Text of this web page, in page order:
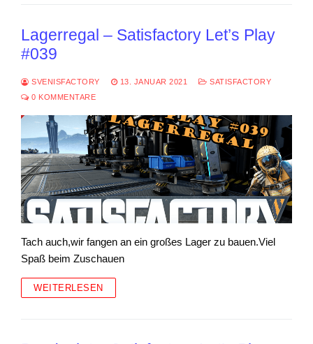
Lagerregal – Satisfactory Let’s Play
#039
SVENISFACTORY 13. JANUAR 2021
SATISFACTORY
0 KOMMENTARE
Tach auch,wir fangen an ein großes Lager zu bauen.Viel
Spaß beim Zuschauen
WEITERLESEN